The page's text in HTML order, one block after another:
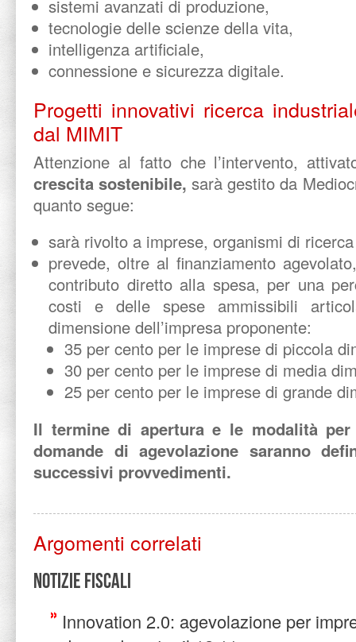
sistemi avanzati di produzione,
tecnologie delle scienze della vita,
intelligenza artificiale,
connessione e sicurezza digitale.
Progetti innovativi ricerca
dal MIMIT
Attenzione al fatto che l’intervento,
crescita sostenibile, sarà gestito da
quanto segue:
sarà rivolto a imprese, organismi di
prevede, oltre al finanziamento
contributo diretto alla spesa, per una
costi e delle spese ammissibili
dimensione dell’impresa proponente:
35 per cento per le imprese di piccola
30 per cento per le imprese di media
25 per cento per le imprese di grande
Il termine di apertura e le modalità per
domande di agevolazione saranno
successivi provvedimenti.
Argomenti correlati
Notizie Fiscali
Innovation 2.0: agevolazione per